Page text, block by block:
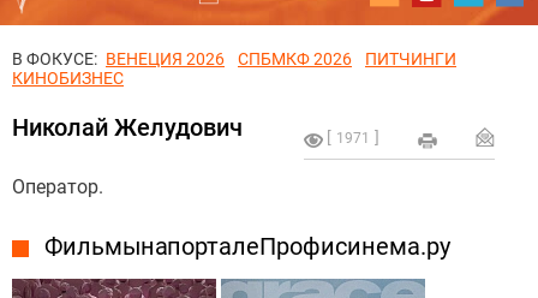
В ФОКУСЕ: ВЕНЕЦИЯ 2026 СПБМКФ 2026
ПИТЧИНГИ
КИНОБИЗНЕС
1971
Николай Желудович
Оператор.
Фильмы на портале Профисинема.ру